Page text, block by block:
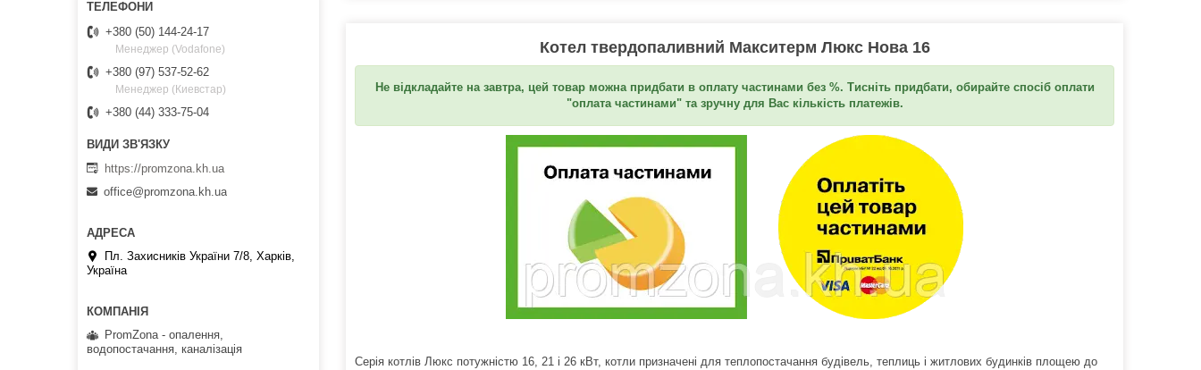
Котел твердопаливний Макситерм Люкс Нова 16
Не відкладайте на завтра, цей товар можна придбати в оплату частинами без %. Тисніть придбати, обирайте спосіб оплати
"оплата частинами" та зручну для Вас кількість платежів.
Серія котлів Люкс потужністю 16, 21 і 26 кВт, котли призначені для теплопостачання будівель, теплиць і житлових будинків площею до
+380 (50) 144-24-17
Менеджер (Vodafone)
+380 (97) 537-52-62
Менеджер (Киевстар)
+380 (44) 333-75-04
https://promzona.kh.ua
office@promzona.kh.ua
Пл. Захисників України 7/8, Харків,
Україна
PromZona - опалення,
водопостачання, каналізація